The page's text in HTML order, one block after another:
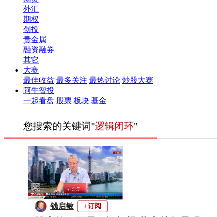
外汇
期权
创投
贵金属
融资融券
其它
大赛
最佳收益 最多关注 最热讨论 炒股大赛
阿牛智投
一起看盘 股票 板块 基金
您搜索的关键词"逻辑闭环"
钱启敏 +订阅